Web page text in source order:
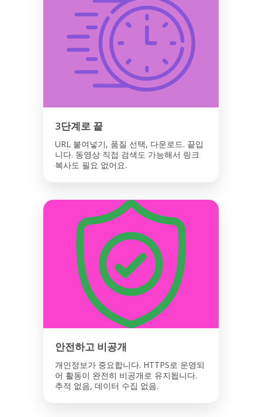
3단계로 끝
URL 붙여넣기, 품질 선택, 다운로드. 끝입
니다. 동영상 직접 검색도 가능해서 링크
복사도 필요 없어요.
안전하고 비공개
개인정보가 중요합니다. HTTPS로 운영되
어 활동이 완전히 비공개로 유지됩니다.
추적 없음, 데이터 수집 없음.